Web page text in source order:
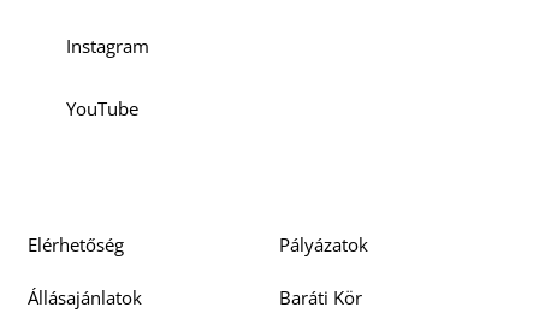
Instagram
YouTube
Elérhetőség Pályázatok
Állásajánlatok Baráti Kör